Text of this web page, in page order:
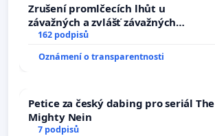
Zrušení promlčecích lhůt u
závažných a zvlášť závažných
trestných činů
162 podpisů
Oznámení o transparentnosti
Petice za český dabing pro seriál The
Mighty Nein
7 podpisů